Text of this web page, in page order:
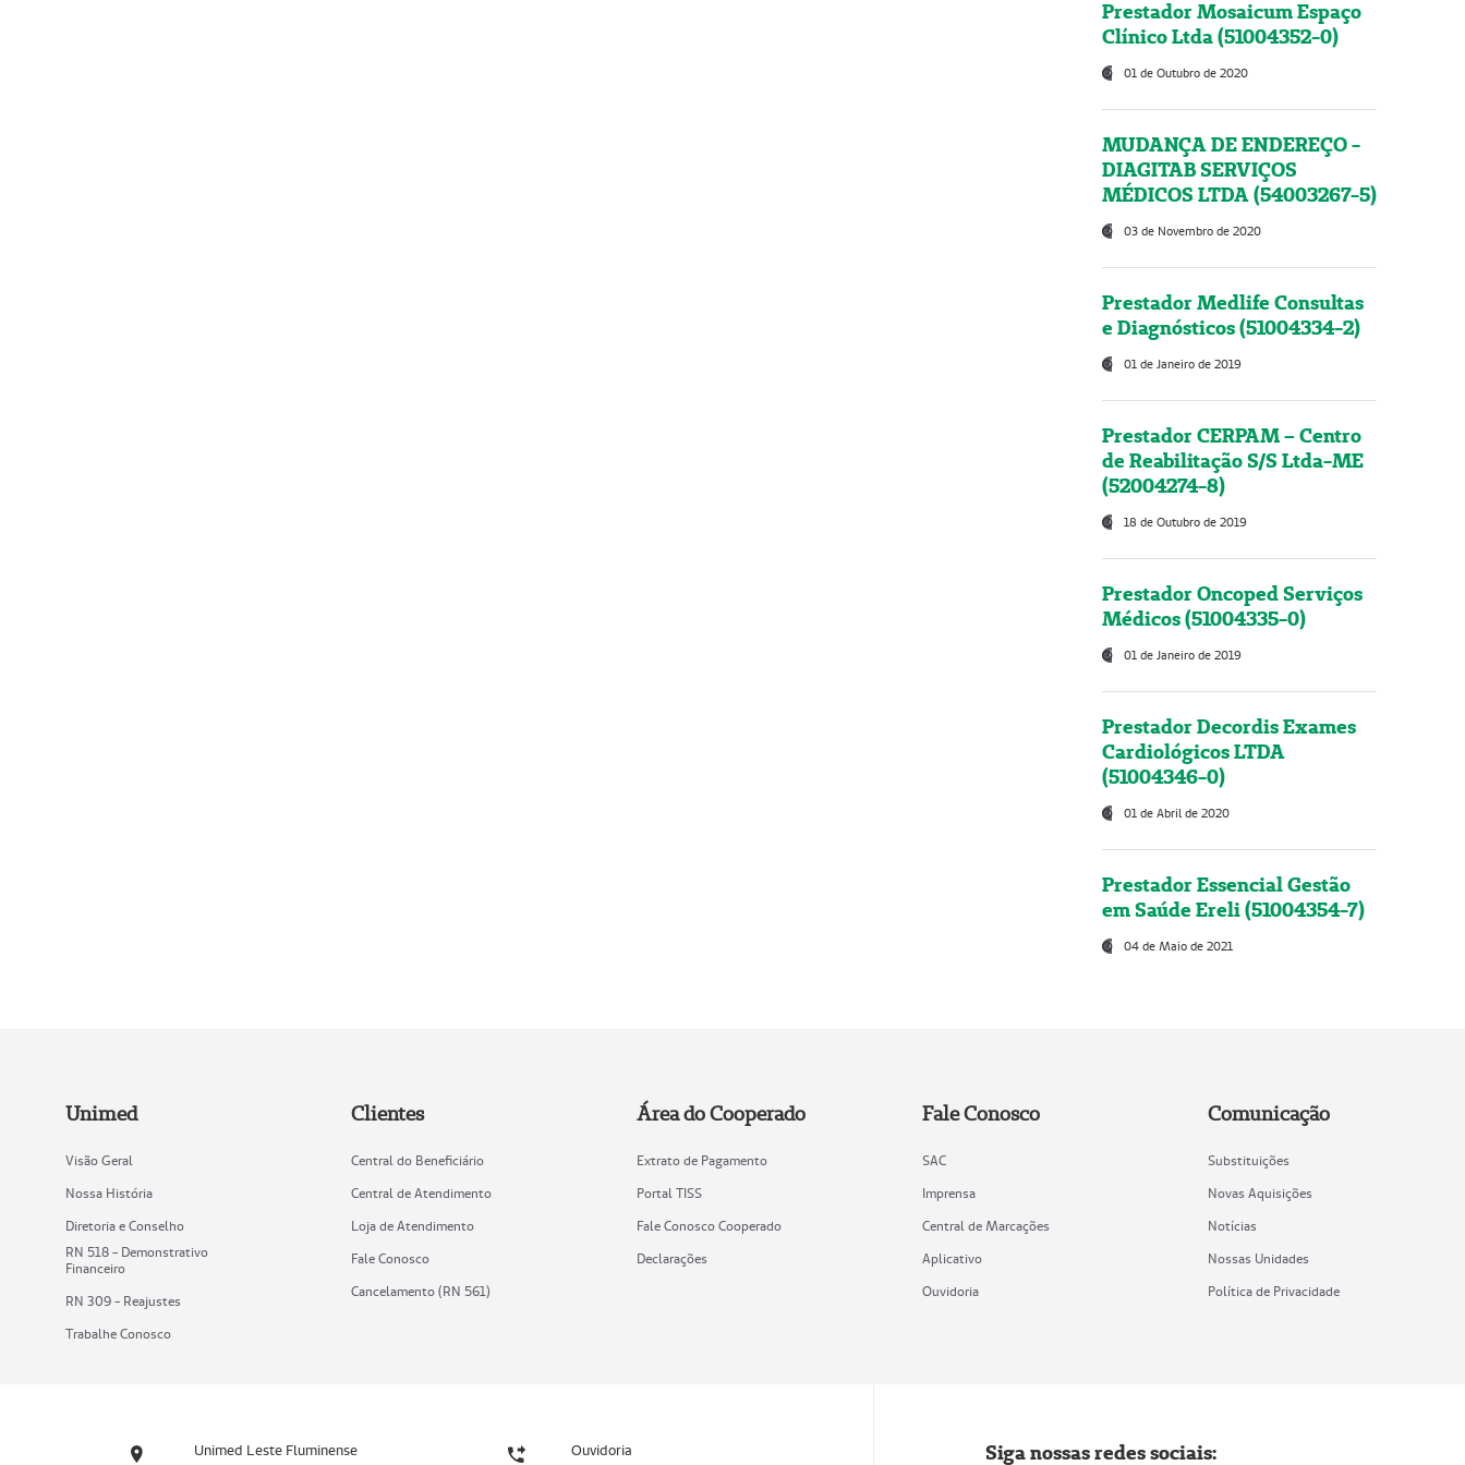
Prestador Mosaicum Espaço
Clínico Ltda (51004352-0)
01 de Outubro de 2020
MUDANÇA DE ENDEREÇO -
DIAGITAB SERVIÇOS
MÉDICOS LTDA (54003267-5)
03 de Novembro de 2020
Prestador Medlife Consultas
e Diagnósticos (51004334-2)
01 de Janeiro de 2019
Prestador CERPAM – Centro
de Reabilitação S/S Ltda-ME
(52004274-8)
18 de Outubro de 2019
Prestador Oncoped Serviços
Médicos (51004335-0)
01 de Janeiro de 2019
Prestador Decordis Exames
Cardiológicos LTDA
(51004346-0)
01 de Abril de 2020
Prestador Essencial Gestão
em Saúde Ereli (51004354-7)
04 de Maio de 2021
Unimed
Visão Geral
Nossa História
Diretoria e Conselho
RN 518 - Demonstrativo
Financeiro
RN 309 - Reajustes
Trabalhe Conosco
Clientes
Central do Beneficiário
Central de Atendimento
Loja de Atendimento
Fale Conosco
Cancelamento (RN 561)
Área do Cooperado
Extrato de Pagamento
Portal TISS
Fale Conosco Cooperado
Declarações
Fale Conosco
SAC
Imprensa
Central de Marcações
Aplicativo
Ouvidoria
Comunicação
Substituições
Novas Aquisições
Notícias
Nossas Unidades
Política de Privacidade
Unimed Leste Fluminense Ouvidoria Siga nossas redes sociais: